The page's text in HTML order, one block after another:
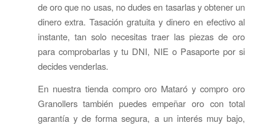
de oro que no usas, no dudes en tasarlas y obtener un
dinero extra. Tasación gratuita y dinero en efectivo al
instante, tan solo necesitas traer las piezas de oro
para comprobarlas y tu DNI, NIE o Pasaporte por si
decides venderlas.
En nuestra tienda compro oro Mataró y compro oro
Granollers también puedes empeñar oro con total
garantía y de forma segura, a un interés muy bajo,